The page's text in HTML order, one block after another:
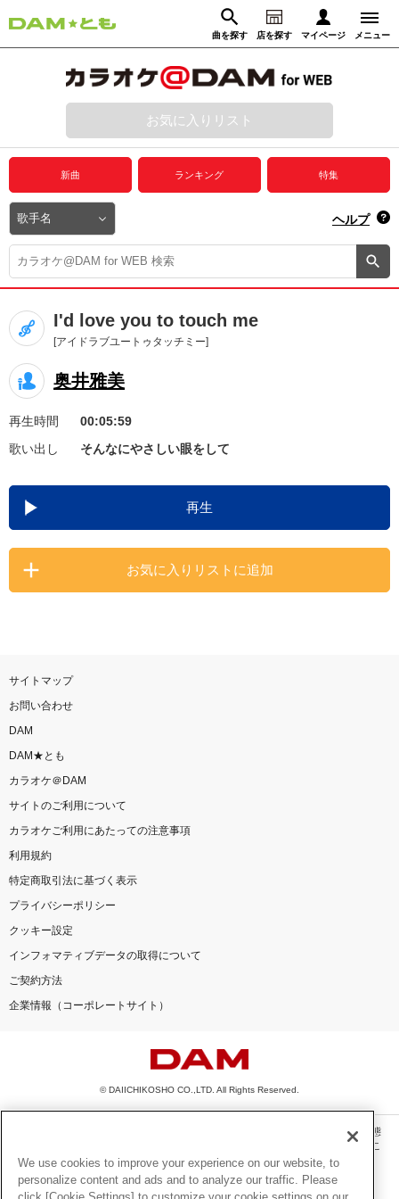
曲を探す 店を探す マイページ メニュー
動画からさがす 録音からさがす
ログイン
プレミアムサービス
DAM★とも動画
DAM★とも録音
カラオケ＠DAM
ユーザー検索
キャンペーン
お知らせ よくあるご質問
DAMの新曲・ランキングなど
カラオケ最新情報をチェック！
お気に入りリスト
新曲 ランキング 特集
ヘルプ
I'd love you to touch me
[アイドラブユートゥタッチミー]
奥井雅美
再生時間
00:05:59
歌い出し
そんなにやさしい眼をして
再生
お気に入りリストに追加
サイトマップ
お問い合わせ
DAM
DAM★とも
カラオケ＠DAM
サイトのご利用について
カラオケご利用にあたっての注意事項
利用規約
特定商取引法に基づく表示
プライバシーポリシー
クッキー設定
インフォマティブデータの取得について
ご契約方法
企業情報（コーポレートサイト）
© DAIICHIKOSHO CO.,LTD. All Rights Reserved.
このサイトに掲載されている一切の文章・画像・写真・動画・音声等を、手段や形態
を問わず、著作権法の定める範囲を超えて無断で複製、転載、ファイル化などするこ
とを禁じます。
楽曲及びコンテンツは、機種によりご利用いただけない場合があります。
We use cookies to improve your experience on our website, to
personalize content and ads and to analyze our traffic. Please